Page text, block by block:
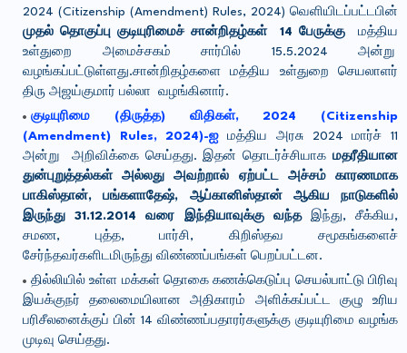
2024 (Citizenship (Amendment) Rules, 2024) வெளியிடப்பட்டபின்
முதல் தொகுப்பு குடியுரிமைச் சான்றிதழ்கள் 14 பேருக்கு மத்திய
உள்துறை அமைச்சகம் சார்பில் 15.5.2024 அன்று
வழங்கப்பட்டுள்ளது.சான்றிதழ்களை மத்திய உள்துறை செயலாளர்
திரு அஜய்குமார் பல்லா வழங்கினார்.
குடியுரிமை (திருத்த) விதிகள், 2024 (Citizenship
(Amendment) Rules, 2024)-ஐமத்திய அரசு 2024 மார்ச் 11
அன்று அறிவிக்கை செய்தது. இதன் தொடர்ச்சியாக மதரீதியான
துன்புறுத்தல்கள் அல்லது அவற்றால் ஏற்பட்ட அச்சம் காரணமாக
பாகிஸ்தான், பங்களாதேஷ், ஆப்கானிஸ்தான் ஆகிய நாடுகளில்
இருந்து 31.12.2014 வரை இந்தியாவுக்கு வந்தஇந்து, சீக்கிய,
சமண, புத்த, பார்சி, கிறிஸ்தவ சமூகங்களைச்
சேர்ந்தவர்களிடமிருந்து விண்ணப்பங்கள் பெறப்பட்டன.
தில்லியில் உள்ள மக்கள் தொகை கணக்கெடுப்பு செயல்பாட்டு பிரிவு
இயக்குநர் தலைமையிலான அதிகாரம் அளிக்கப்பட்ட குழு உரிய
பரிசீலனைக்குப் பின் 14 விண்ணப்பதாரர்களுக்கு குடியுரிமை வழங்க
முடிவு செய்தது.